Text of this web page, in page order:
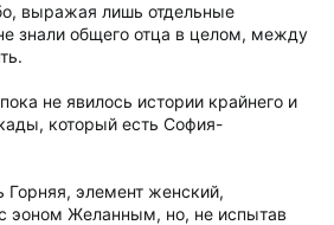
выражая лишь отдельные
знали общего отца в целом, между
не явилось истории крайнего и
который есть София-
элемент женский,
эоном Желанным, но, не испытав